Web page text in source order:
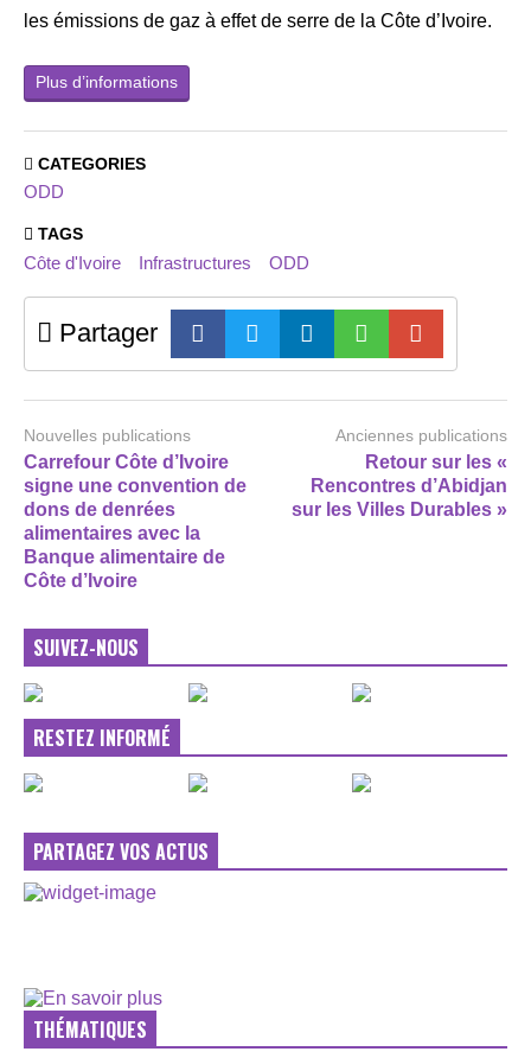
les émissions de gaz à effet de serre de la Côte d’Ivoire.
Plus d’informations
CATEGORIES
ODD
TAGS
Côte d'Ivoire Infrastructures ODD
Partager
Nouvelles publications
Carrefour Côte d’Ivoire
signe une convention de
dons de denrées
alimentaires avec la
Banque alimentaire de
Côte d’Ivoire
Anciennes publications
Retour sur les «
Rencontres d’Abidjan
sur les Villes Durables »
SUIVEZ-NOUS
RESTEZ INFORMÉ
PARTAGEZ VOS ACTUS
THÉMATIQUES